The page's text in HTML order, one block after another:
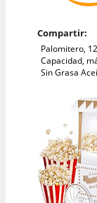
Compartir:
Palomitero,
Capacidad,
Sin Grasa